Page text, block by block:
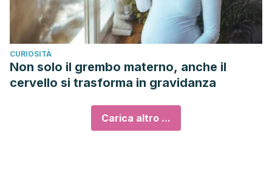
CURIOSITÀ
Non solo il grembo materno, anche il
cervello si trasforma in gravidanza
Carica altro ...